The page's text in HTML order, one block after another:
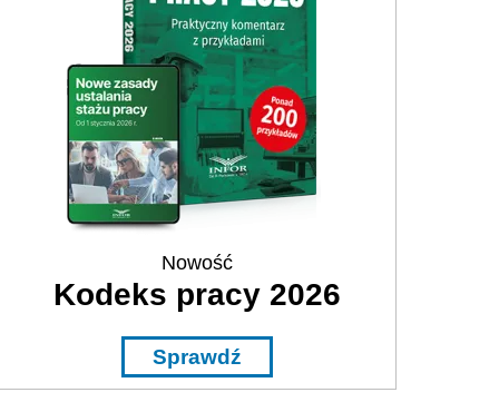
Nowość
Kodeks pracy 2026
Sprawdź